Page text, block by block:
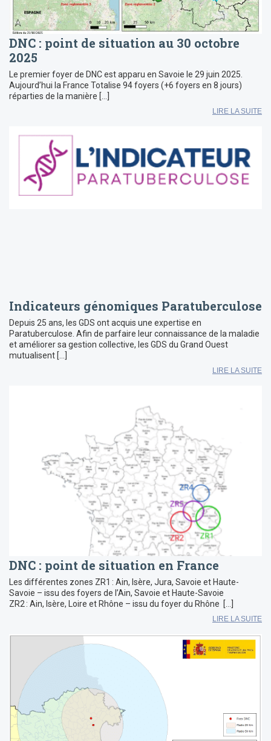
DNC : point de situation au 30 octobre
2025
Le premier foyer de DNC est apparu en Savoie le 29 juin 2025.
Aujourd’hui la France Totalise 94 foyers (+6 foyers en 8 jours)
réparties de la manière […]
LIRE LA SUITE
Indicateurs génomiques Paratuberculose
Depuis 25 ans, les GDS ont acquis une expertise en
Paratuberculose. Afin de parfaire leur connaissance de la maladie
et améliorer sa gestion collective, les GDS du Grand Ouest
mutualisent […]
LIRE LA SUITE
DNC : point de situation en France
Les différentes zones ZR1 : Ain, Isère, Jura, Savoie et Haute-
Savoie – issu des foyers de l’Ain, Savoie et Haute-Savoie
ZR2 : Ain, Isère, Loire et Rhône – issu du foyer du Rhône […]
LIRE LA SUITE